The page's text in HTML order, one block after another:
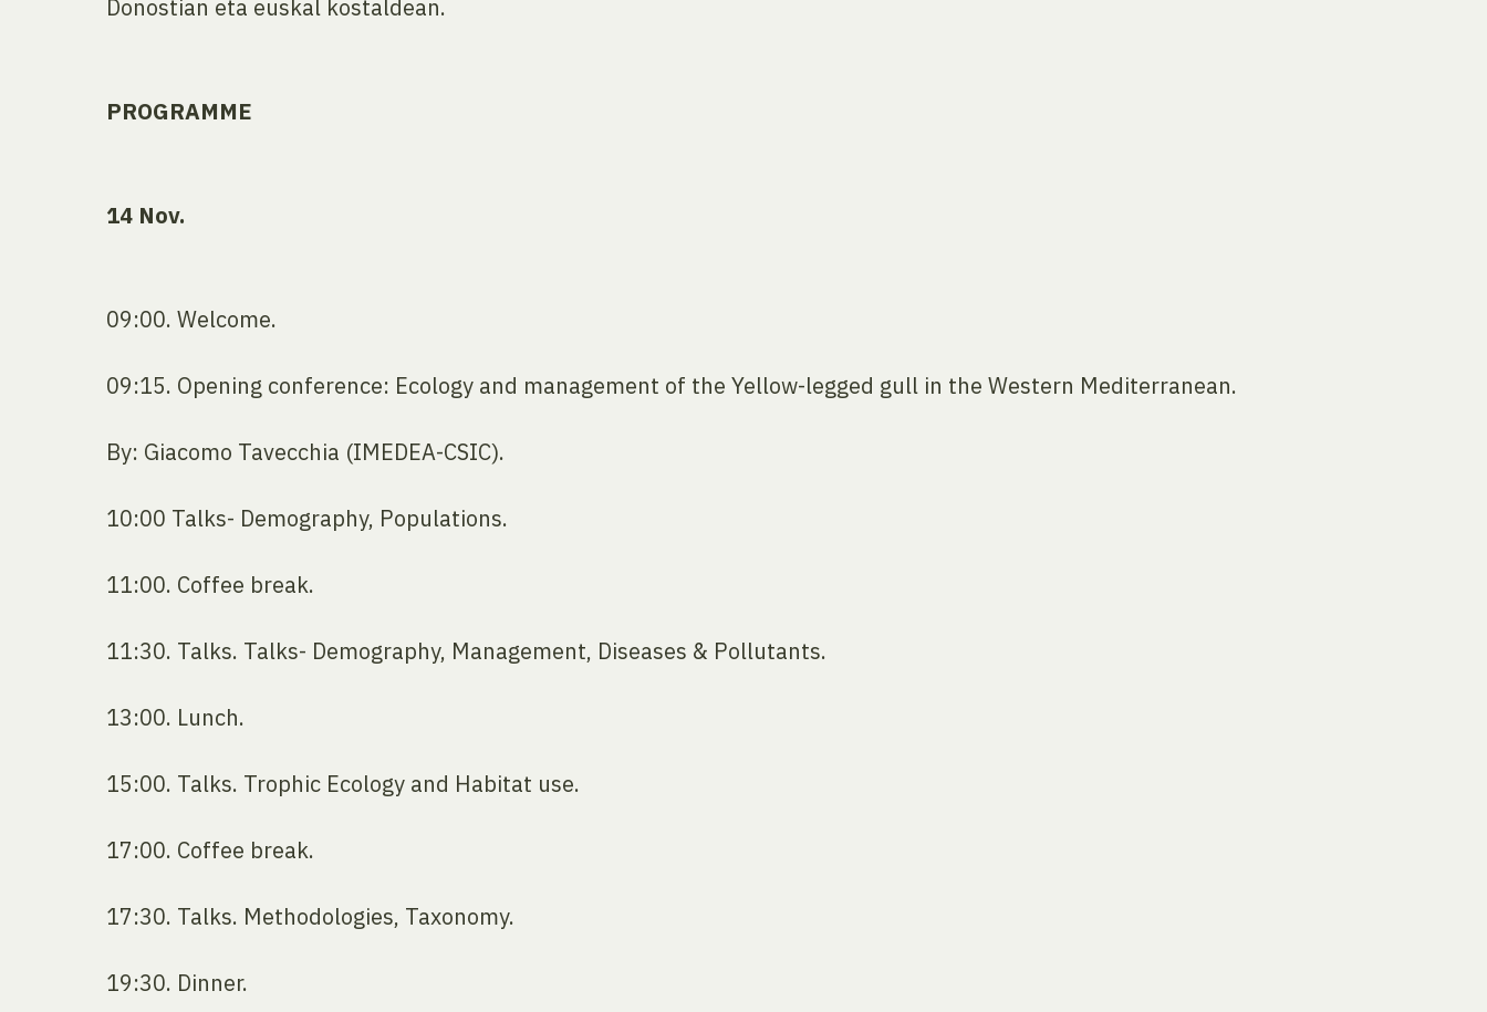
Donostian eta euskal kostaldean.
PROGRAMME
14 Nov.
09:00. Welcome.
09:15. Opening conference: Ecology and management of the Yellow-legged gull in the Western Mediterranean.
By: Giacomo Tavecchia (IMEDEA-CSIC).
10:00 Talks- Demography, Populations.
11:00. Coffee break.
11:30. Talks. Talks- Demography, Management, Diseases & Pollutants.
13:00. Lunch.
15:00. Talks. Trophic Ecology and Habitat use.
17:00. Coffee break.
17:30. Talks. Methodologies, Taxonomy.
19:30. Dinner.